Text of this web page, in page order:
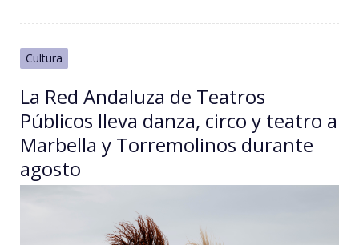
Cultura
La Red Andaluza de Teatros
Públicos lleva danza, circo y teatro a
Marbella y Torremolinos durante
agosto